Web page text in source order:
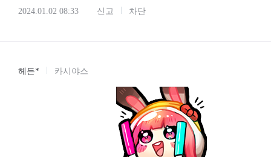
2024.01.02 08:33 신고 차단
헤든* 카시야스